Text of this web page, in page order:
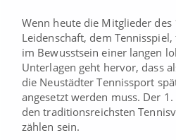
Wenn heute die Mitglieder des
Leidenschaft, dem
im Bewusstsein einer langen
Unterlagen geht hervor, dass
die Neustädter Tennissport
angesetzt werden muss. Der
den traditionsreichsten
zählen sein.